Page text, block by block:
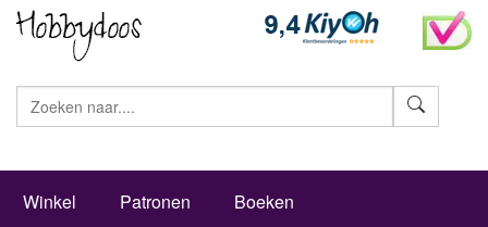
Winkel Patronen Boeken